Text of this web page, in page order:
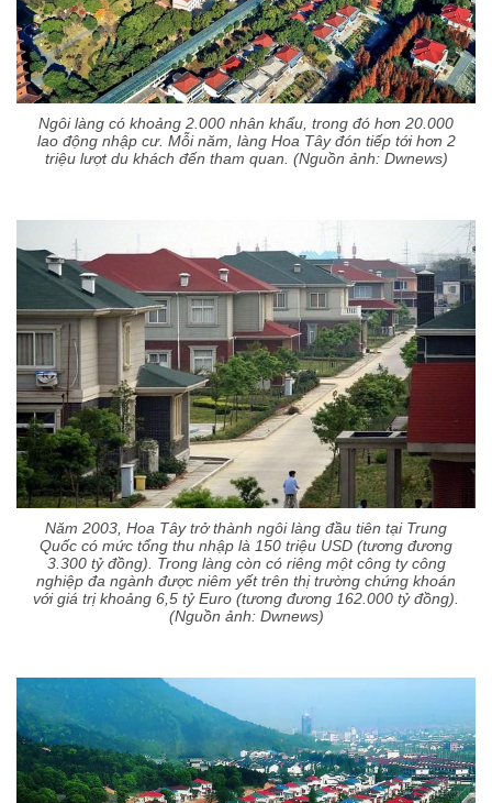
Ngôi làng có khoảng 2.000 nhân khẩu, trong đó hơn 20.000
lao động nhập cư. Mỗi năm, làng Hoa Tây đón tiếp tới hơn 2
triệu lượt du khách đến tham quan. (Nguồn ảnh: Dwnews)
Năm 2003, Hoa Tây trở thành ngôi làng đầu tiên tại Trung
Quốc có mức tổng thu nhập là 150 triệu USD (tương đương
3.300 tỷ đồng). Trong làng còn có riêng một công ty công
nghiệp đa ngành được niêm yết trên thị trường chứng khoán
với giá trị khoảng 6,5 tỷ Euro (tương đương 162.000 tỷ đồng).
(Nguồn ảnh: Dwnews)